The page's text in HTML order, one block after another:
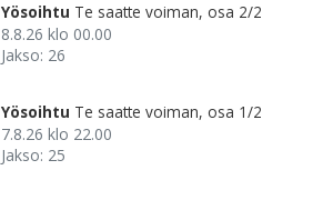
Yösoihtu Te saatte voiman, osa 2/2
8.8.26 klo 00.00
Jakso: 26
Yösoihtu Te saatte voiman, osa 1/2
7.8.26 klo 22.00
Jakso: 25